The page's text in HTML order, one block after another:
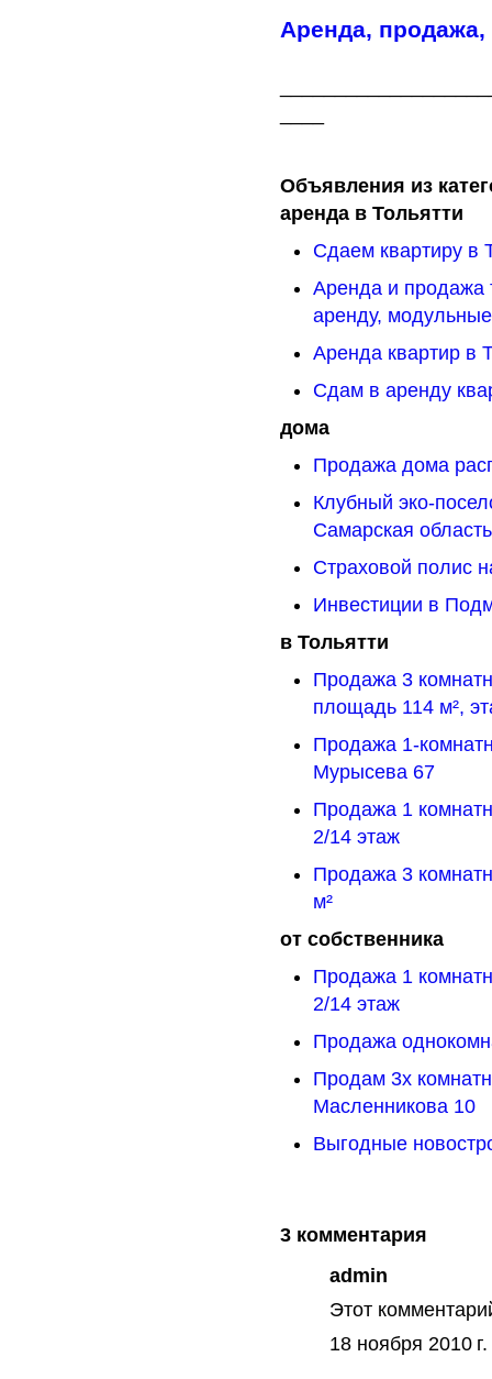
Аренда,
Объявления из
аренда в Тольятти
Сдаем квартиру в
Аренда и продажа
аренду,
Аренда квартир в
Сдам в аренду
дома
Продажа дома
Клубный эко-
Самарская область
Страховой полис
Инвестиции в
в Тольятти
Продажа 3
площадь 114 м²,
Продажа 1-
Мурысева 67
Продажа 1
2/14 этаж
Продажа 3
м²
от собственника
Продажа 1
2/14 этаж
Продажа
Продам 3х
Масленникова 10
Выгодные
3 комментария
admin
Этот
18 ноября 2010